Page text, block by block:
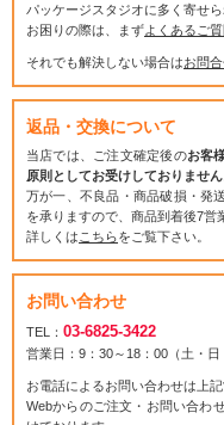
パッケージスタジオに多く寄せ
お困りの際は、まずよくあるご
それでも解決しない場合はお問
返品・交換について
当店では、ご注文確定後のお客
原則としてお受けしておりません
万が一、不良品・商品破損・発
を承りますので、商品到着後7営
詳しくは こちらをご覧下さい。
お問い合わせ
TEL： 03-6825-3422
営業日：9：30～18：00（土・日
お電話によるお問い合わせは上
Webからのご注文・お問い合わ